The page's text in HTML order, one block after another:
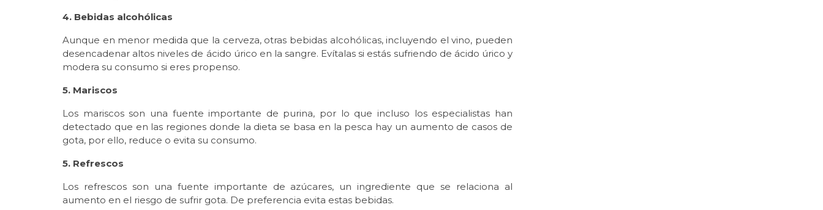
4. Bebidas alcohólicas
Aunque en menor medida que la cerveza, otras bebidas alcohólicas, incluyendo el vino, pueden
desencadenar altos niveles de ácido úrico en la sangre. Evítalas si estás sufriendo de ácido úrico y
modera su consumo si eres propenso.
5. Mariscos
Los mariscos son una fuente importante de purina, por lo que incluso los especialistas han
detectado que en las regiones donde la dieta se basa en la pesca hay un aumento de casos de
gota, por ello, reduce o evita su consumo.
5. Refrescos
Los refrescos son una fuente importante de azúcares, un ingrediente que se relaciona al
aumento en el riesgo de sufrir gota. De preferencia evita estas bebidas.